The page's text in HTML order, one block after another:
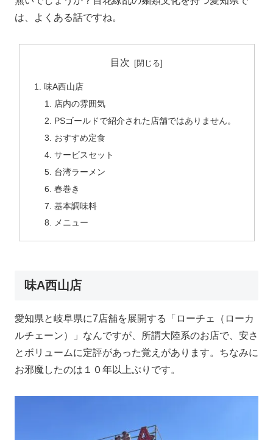
は、よくある話ですね。
目次
味A西山店
店内の雰囲気
PSゴールドで紹介された店舗ではありません。
おすすめ定食
サービスセット
台湾ラーメン
春巻き
基本調味料
メニュー
味A西山店
愛知県と岐阜県に7店舗を展開する「ローチェ（ローカ
ルチェーン）」なんですが、所謂大陸系のお店で、安さ
とボリュームに定評があった覚えがあります。ちなみに
お邪魔したのは１０年以上ぶりです。